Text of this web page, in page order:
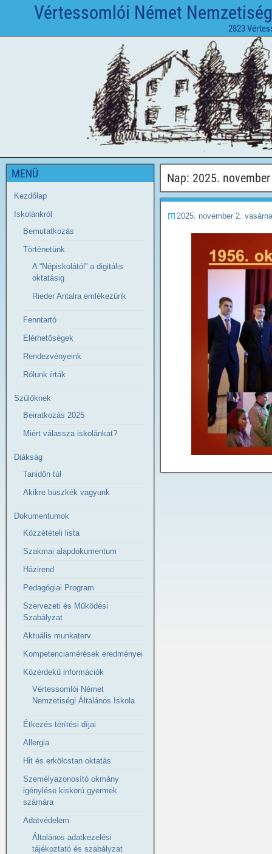
Vértessomlói Német
2823
Nap: 2025.
2025. november 2.
MENÜ
Kezdőlap
Iskolánkról
Bemutatkozás
Történetünk
A “Népiskolától” a digitális
oktatásig
Rieder Antalra emlékezünk
Fenntartó
Elérhetőségek
Rendezvényeink
Rólunk írták
Szülőknek
Beiratkozás 2025
Miért válassza iskolánkat?
Diákság
Tanidőn túl
Akikre büszkék vagyunk
Dokumentumok
Közzétételi lista
Szakmai alapdokumentum
Házirend
Pedagógiai Program
Szervezeti és Működési
Szabályzat
Aktuális munkaterv
Kompetenciamérések eredményei
Közérdekű információk
Vértessomlói Német
Nemzetiségi Általános Iskola
Étkezés térítési díjai
Allergia
Hit és erkölcstan oktatás
Személyazonosító okmány
igénylése kiskorú gyermek
számára
Adatvédelem
Általános adatkezelési
tájékoztató és szabályzat